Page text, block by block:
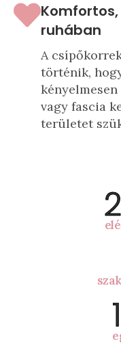
ruhában
A
történik,
vagy fascia
területet